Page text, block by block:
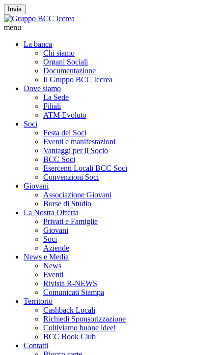
Invia
menu
La banca
Chi siamo
Organi Sociali
Documentazione
Il Gruppo BCC Iccrea
Dove siamo
La Sede
Filiali
ATM Evoluto
Soci
Festa dei Soci
Eventi e manifestazioni
Vantaggi per il Socio
BCC Soci
Esercenti Locali BCC Soci
Convenzioni Soci
Giovani
Associazione Giovani
Borse di Studio
La Nostra Offerta
Privati e Famiglie
Giovani
Soci
Aziende
News e Media
News
Eventi
Rivista R-NEWS
Comunicati Stampa
Territorio
Cashback Locali
Richiedi Sponsorizzazione
Coltiviamo buone idee!
BCC Book Club
Contatti